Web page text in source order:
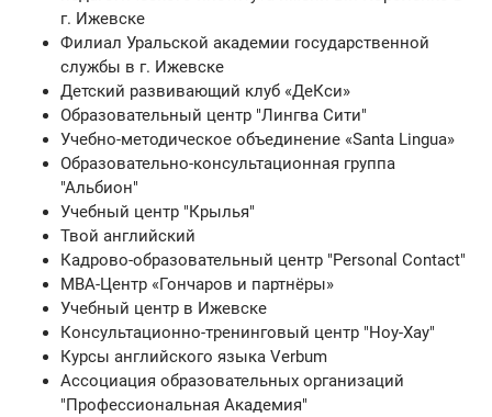
г. Ижевске
Филиал Уральской академии государственной
службы в г. Ижевске
Детский развивающий клуб «ДеКси»
Образовательный центр "Лингва Сити"
Учебно-методическое объединение «Santa Lingua»
Образовательно-консультационная группа
"Альбион"
Учебный центр "Крылья"
Твой английский
Кадрово-образовательный центр "Personal Contact"
МВА-Центр «Гончаров и партнёры»
Учебный центр в Ижевске
Консультационно-тренинговый центр "Ноу-Хау"
Курсы английского языка Verbum
Ассоциация образовательных организаций
"Профессиональная Академия"